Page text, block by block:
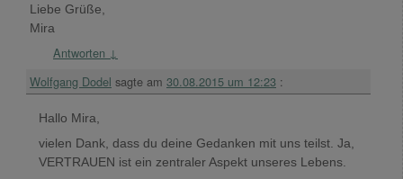
Liebe Grüße,
Mira
Antworten ↓
Wolfgang Dodel sagte am 30.08.2015 um 12:23 :
Hallo Mira,
vielen Dank, dass du deine Gedanken mit uns teilst. Ja,
VERTRAUEN ist ein zentraler Aspekt unseres Lebens.